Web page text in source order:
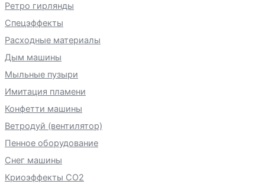
Ретро гирлянды
Спецэффекты
Расходные материалы
Дым машины
Мыльные пузыри
Имитация пламени
Конфетти машины
Ветродуй (вентилятор)
Пенное оборудование
Снег машины
Криоэффекты CO2